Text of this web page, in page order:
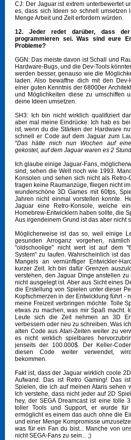
CJ: Der Jaguar ist extrem unterbewertet
es, dass sich Ideen so schnell umsetzen
Menge Arbeit und Zeit erfordern würden.
12. Jeder redet darüber, dass
programmieren sei. Was sind eure
Probleme?
GGN: Das meiste davon ist Schall und
Hardware-Bugs, und die Dev-Tools
werden besser, genauso wie die
laden. Also bewaffne dich mit den
einer guten Kenntnis der 68000er
und Möglichkeiten diese zu umschiffen
deine Ideen umsetzen.
SH3: Ich bin nicht wirklich qualifiziert
aber mal meine Eindrücke: Ich hab es
ist, wenn du die Stärken der Hardware
schnell er Code auf dem Jaguar zum
"Das hätte mich nun Wochen auf
gekostet, auf dem Jaguar waren es 2
Ich glaube einige Jaguar-Fans,
sind, sehen die Welt noch wie 1993.
Konsolen und sehen sich nicht als Retro-
tragen keine Raumanzüge, fliegen nicht
wunderschöne 3D Games mit 60fps,
Jahren nicht einmal vorstellen konnte.
Jaguar eine Retro-Konsole, welche
Homebrew-Entwicklern haben sollte, die
Aus irgendeinem Grund ist das aber nicht
Möglicherweise ist das so, weil einige
gesunden Arroganz vorgehen,
"oldschoolige" nicht wert ist auf dem
System" zu laufen. Wahrscheinlich ist
Mangels an vernünftiger Entwickler-
kurzer Zeit. Ich bin dafür Grenzen
verstehen, den Jaguar Dinge anstellen
nicht ausgelegt ist. Aber aus Sicht eines
die Erstellung von Spielen unter dieser
Kopfschmerzen in der Entwicklung führt -
meine Freizeit verbringen möchte. Tolle
etwas zu machen, was mir Spaß macht.
Leute sich die Zeit nehmen an 3D
verbessern oder neu zu schreiben. Was
alten Code aus Atari-Zeiten weiter zu
es nicht wirklich spielbares
jenseits der 100.000$. Der Keller-
diesen Code weiter verwendet,
bekommen.
Fakt ist, dass der Jaguar wirklich coole
Aufwand. Das ist Retro Gaming! Das
Spielen, die ich auf meinen Ataris sehen
Ich verstehe, dass nicht jeder auf 2D
hey, der SEGA Dreamcast ist eine tolle
toller Tools und Support, er wurde für
ermöglicht es einem das auch ohne die
und einer Menge Kompromisse
was für ein Fan du bist... Manche von
nicht SEGA-Fans zu sein... ;)